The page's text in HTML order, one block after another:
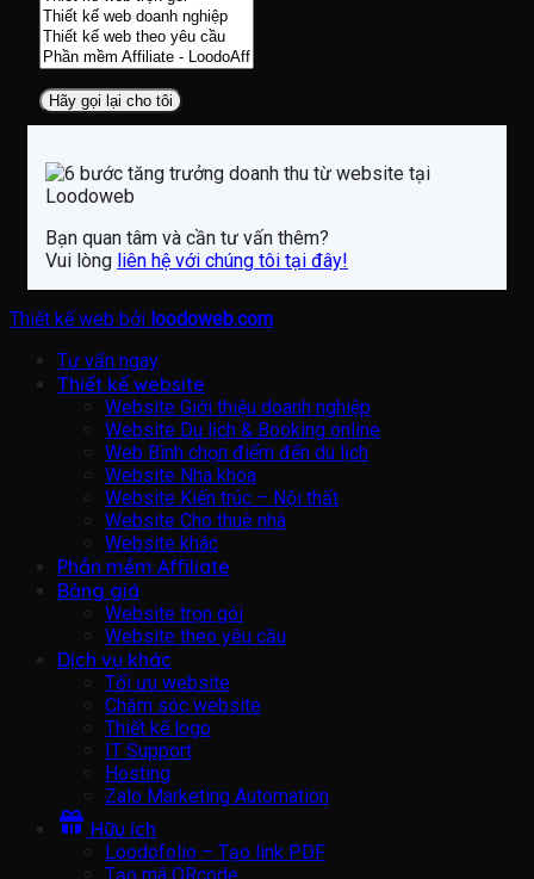
Bạn quan tâm và cần tư vấn thêm?
Vui lòng liên hệ với chúng tôi tại đây!
Thiết kế web bởi loodoweb.com
Tư vấn ngay
Thiết kế website
Website Giới thiệu doanh nghiệp
Website Du lịch & Booking online
Web Bình chọn điểm đến du lịch
Website Nha khoa
Website Kiến trúc – Nội thất
Website Cho thuê nhà
Website khác
Phần mềm Affiliate
Bảng giá
Website trọn gói
Website theo yêu cầu
Dịch vụ khác
Tối ưu website
Chăm sóc website
Thiết kế logo
IT Support
Hosting
Zalo Marketing Automation
Hữu ích
Loodofolio – Tạo link PDF